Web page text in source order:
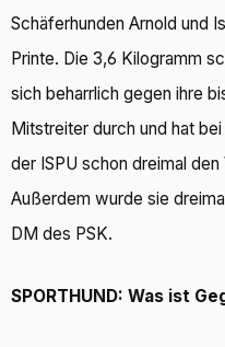
Schäferhunden Arnold und
Printe. Die 3,6 Kilogramm
sich beharrlich gegen ihre
Mitstreiter durch und hat
der ISPU schon dreimal
Außerdem wurde sie
DM des PSK.
SPORTHUND: Was ist